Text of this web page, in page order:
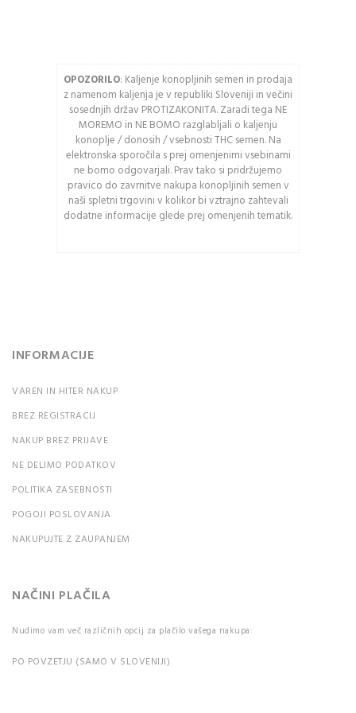
OPOZORILO: Kaljenje konopljinih semen in prodaja
z namenom kaljenja je v republiki Sloveniji in večini
sosednjih držav PROTIZAKONITA. Zaradi tega NE
MOREMO in NE BOMO razglabljali o kaljenju
konoplje / donosih / vsebnosti THC semen. Na
elektronska sporočila s prej omenjenimi vsebinami
ne bomo odgovarjali. Prav tako si pridržujemo
pravico do zavrnitve nakupa konopljinih semen v
naši spletni trgovini v kolikor bi vztrajno zahtevali
dodatne informacije glede prej omenjenih tematik.
INFORMACIJE
VAREN IN HITER NAKUP
BREZ REGISTRACIJ
NAKUP BREZ PRIJAVE
NE DELIMO PODATKOV
POLITIKA ZASEBNOSTI
POGOJI POSLOVANJA
NAKUPUJTE Z ZAUPANJEM
NAČINI PLAČILA
Nudimo vam več različnih opcij za plačilo vašega nakupa:
PO POVZETJU (SAMO V SLOVENIJI)
Osveži varnostno
kodo
Pozor: Captcha razlikuje
med velikimi in malimi
črkami.
PRIJAVA